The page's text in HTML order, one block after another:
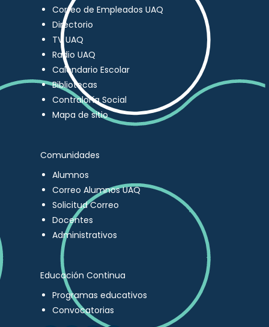
Correo de Empleados UAQ
Directorio
TV UAQ
Radio UAQ
Calendario Escolar
Bibliotecas
Contraloría Social
Mapa de sitio
Comunidades
Alumnos
Correo Alumnos UAQ
Solicitud Correo
Docentes
Administrativos
Educación Continua
Programas educativos
Convocatorias